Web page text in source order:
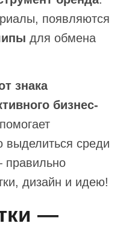
появляются
для обмена
знака
бизнес-
выделиться среди
правильно
дизайн и идею!
—